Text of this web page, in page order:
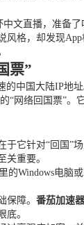
文直播，准备
风格，却发现
票”
中国大陆IP地
“网络回国票”
于它针对“回国”
关重要。
的Windows电
保障。 番茄加速器
底。